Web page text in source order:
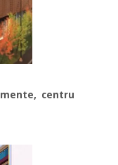
centru